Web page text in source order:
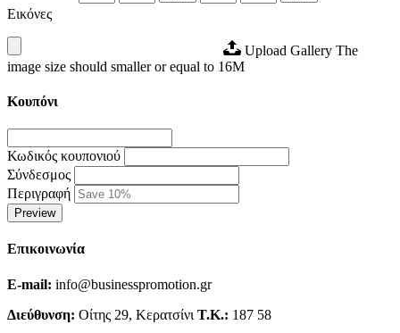
Εικόνες
Upload Gallery The
image size should smaller or equal to 16M
Κουπόνι
Κωδικός κουπονιού
Σύνδεσμος
Περιγραφή
Preview
Επικοινωνία
E-mail: info@businesspromotion.gr
Διεύθυνση: Οίτης 29, Κερατσίνι Τ.Κ.: 187 58